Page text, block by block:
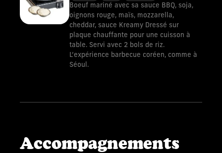
Boeuf mariné avec sa sauce BBQ, soja,
oignons rouge, maïs, mozzarella,
cheddar, sauce Kreamy Dressé sur
plaque chauffante pour une cuisson à
table. Servi avec 2 bols de riz.
L’expérience barbecue coréen, comme à
Séoul.
Accompagnements